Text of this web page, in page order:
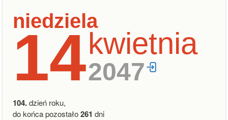
niedziela
14kwietnia
2047
104.dzień roku,
do końca pozostało261 dni